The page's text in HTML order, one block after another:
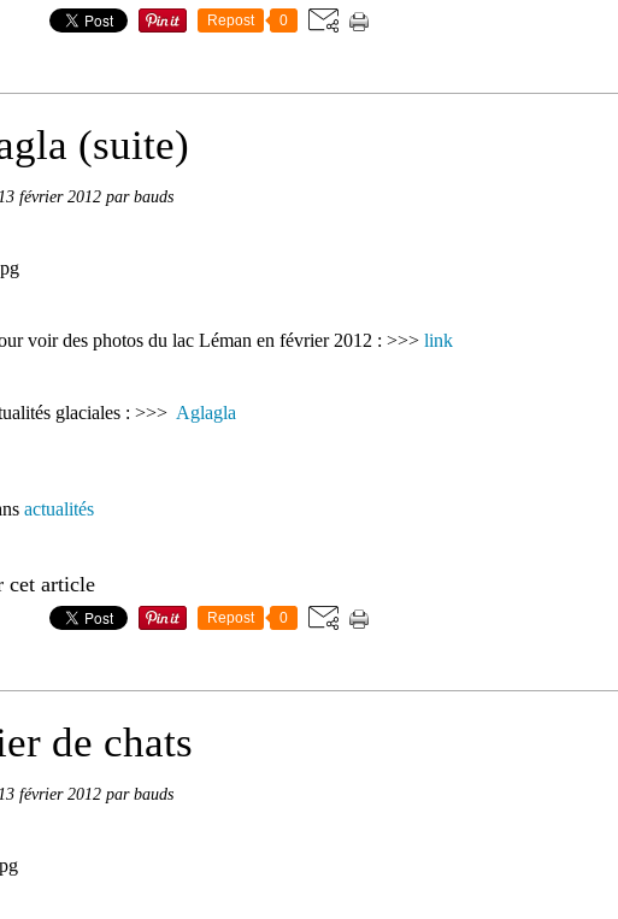
Repost 0
(suite)
13 février 2012 par bauds
voir des photos du lac Léman en février 2012 : >>> link
glaciales : >>> Aglagla
actualités
cet article
Repost 0
de chats
13 février 2012 par bauds